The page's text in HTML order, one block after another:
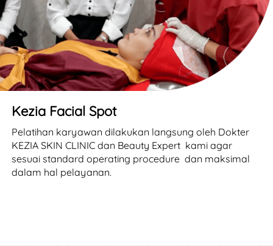
Kezia Facial Spot
Pelatihan karyawan dilakukan langsung oleh Dokter
KEZIA SKIN CLINIC dan Beauty Expert  kami agar
sesuai standard operating procedure  dan maksimal
dalam hal pelayanan.